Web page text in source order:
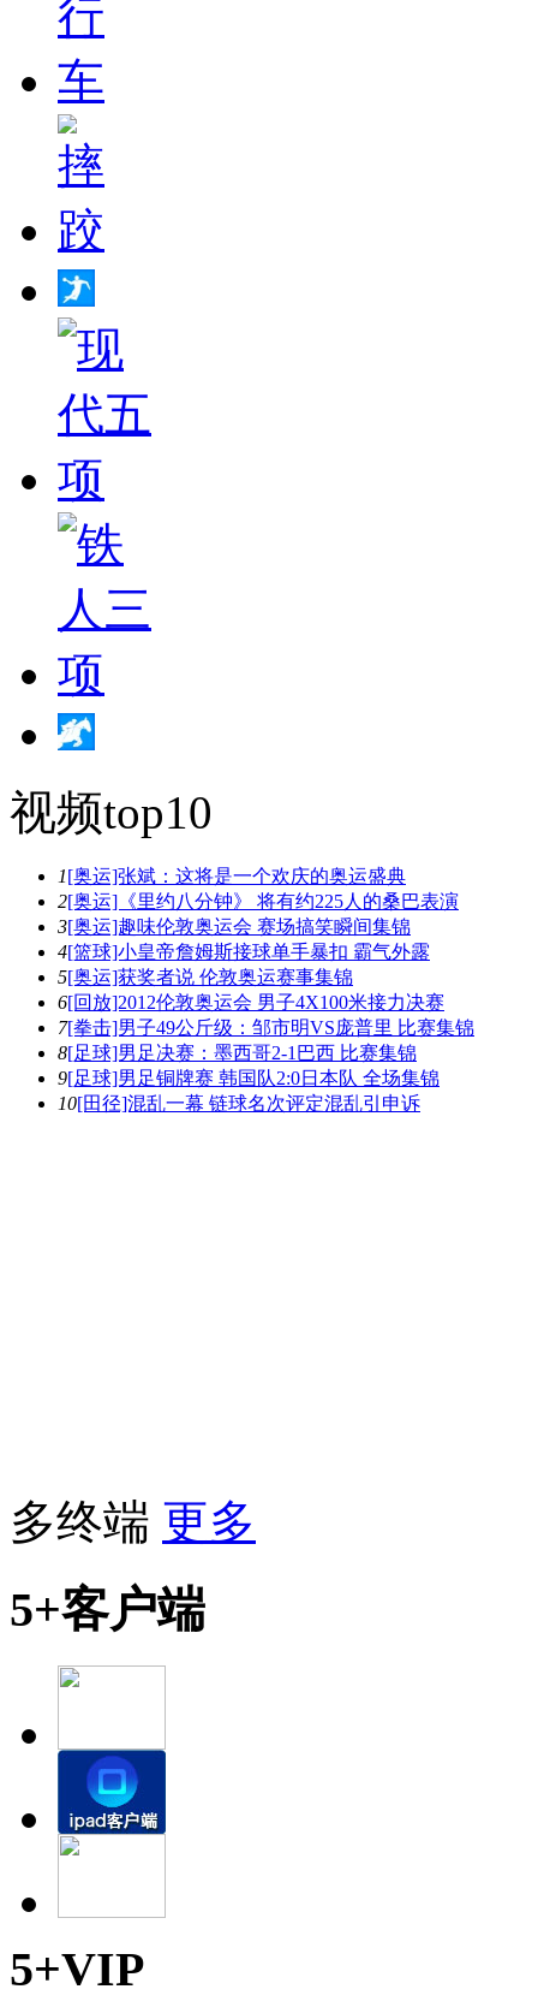
视频top10
1[奥运]张斌：这将是一个欢庆的奥运盛典
2[奥运]《里约八分钟》 将有约225人的桑巴表演
3[奥运]趣味伦敦奥运会 赛场搞笑瞬间集锦
4[篮球]小皇帝詹姆斯接球单手暴扣 霸气外露
5[奥运]获奖者说 伦敦奥运赛事集锦
6[回放]2012伦敦奥运会 男子4X100米接力决赛
7[拳击]男子49公斤级：邹市明VS庞普里 比赛集锦
8[足球]男足决赛：墨西哥2-1巴西 比赛集锦
9[足球]男足铜牌赛 韩国队2:0日本队 全场集锦
10[田径]混乱一幕 链球名次评定混乱引申诉
多终端 更多
5+客户端
5+VIP